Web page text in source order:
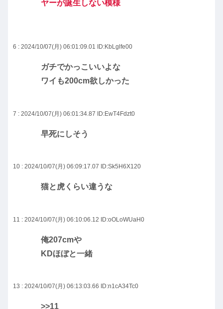
ヤーが誕生しない模様
6 : 2024/10/07(月) 06:01:09.01 ID:KbLglfe00
ガチでかっこいいよな
ワイも200cm欲しかった
7 : 2024/10/07(月) 06:01:34.87 ID:EwT4Fdzt0
早死にしそう
10 : 2024/10/07(月) 06:09:17.07 ID:Sk5H6X120
猫と虎くらい違うな
11 : 2024/10/07(月) 06:10:06.12 ID:oOLoWUaH0
俺207cmや
KDほぼと一緒
13 : 2024/10/07(月) 06:13:03.66 ID:n1cA34Tc0
>>11